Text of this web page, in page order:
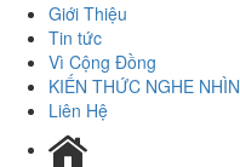
Giới Thiệu
Tin tức
Vì Cộng Đồng
KIẾN THỨC NGHE NHÌN
Liên Hệ